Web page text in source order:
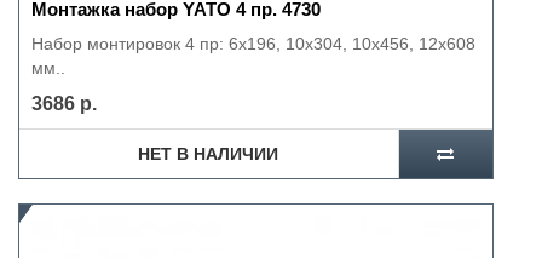
Монтажка набор YATO 4 пр. 4730
Набор монтировок 4 пр: 6х196, 10х304, 10х456, 12х608
мм..
3686 р.
НЕТ В НАЛИЧИИ